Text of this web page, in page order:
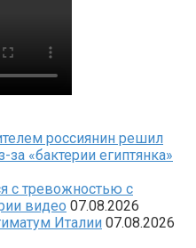
россиянин решил
за «бактерии египтянка»
с тревожностью с
видео 07.08.2026
Италии 07.08.2026